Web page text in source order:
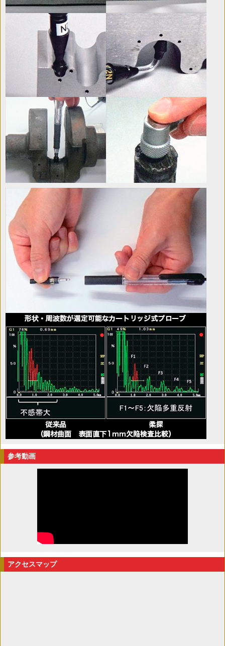
参考動画
アクセスマップ